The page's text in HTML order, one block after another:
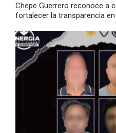
Chepe Guerrero reconoce a
fortalecer la transparencia